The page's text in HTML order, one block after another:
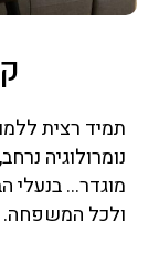
תמיד רצית
נומרולוגיה
מוגדר… בנעלי
ולכל המשפחה.